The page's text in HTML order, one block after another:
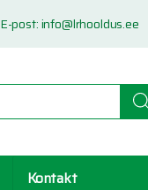
E-post:info@lrhooldus.ee
Kontakt